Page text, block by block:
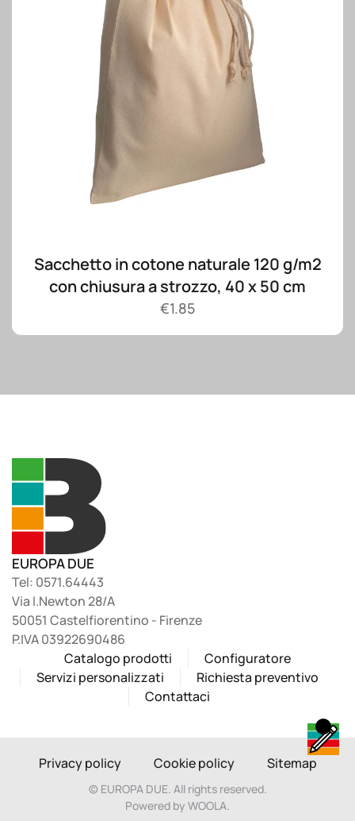
Sacchetto in cotone naturale 120 g/m2
con chiusura a strozzo, 40 x 50 cm
€1.85
EUROPA DUE
Tel: 0571.64443
Via I.Newton 28/A
50051 Castelfiorentino - Firenze
P.IVA 03922690486
Catalogo prodotti
Configuratore
Servizi personalizzati
Richiesta preventivo
Contattaci
Privacy policy Cookie policy Sitemap
© EUROPA DUE. All rights reserved.
Powered by WOOLA.